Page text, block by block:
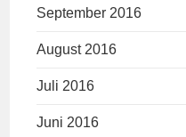
September 2016
August 2016
Juli 2016
Juni 2016